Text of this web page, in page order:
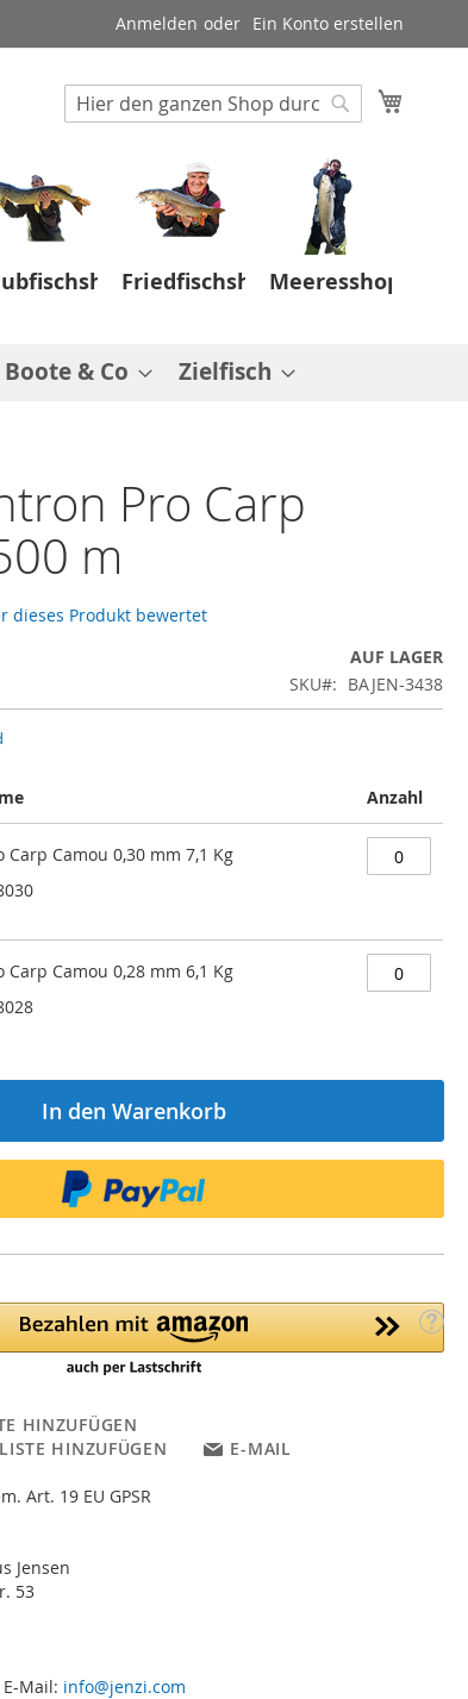
Anmelden Ein Konto erstellen
Suche
Suche
FriedfischshopMeeresshop
Boote & Co Zielfisch
Pro Carp
m
dieses Produkt bewertet
AUF LAGER
SKU
BAJEN-3438
Anzahl
Carp Camou 0,30 mm 7,1 Kg
Carp Camou 0,28 mm 6,1 Kg
In den Warenkorb
HINZUFÜGEN
HINZUFÜGEN
E-MAIL
Art. 19 EU GPSR
Jensen
53
Mail: info@jenzi.com